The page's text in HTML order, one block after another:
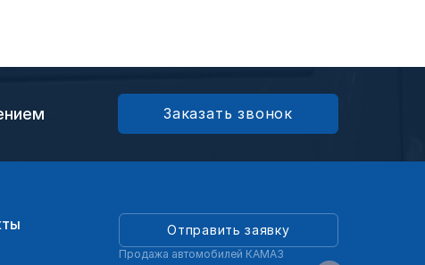
Заказать звонок
Отправить заявку
Продажа автомобилей КАМАЗ